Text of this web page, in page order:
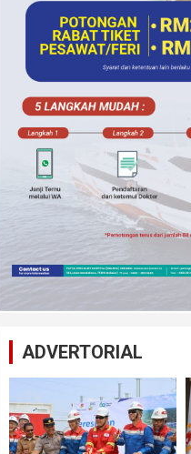
ADVERTORIAL